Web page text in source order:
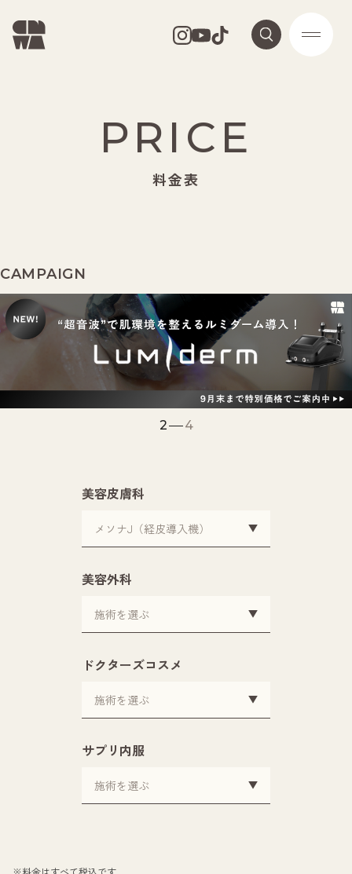
PRICE
料金表
CAMPAIGN
2 4
※料金はすべて税込です
美容皮膚科
美容外科
ドクターズコスメ
サプリ内服